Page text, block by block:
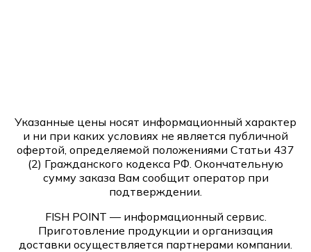
Указанные цены носят информационный характер
и ни при каких условиях не является публичной
офертой, определяемой положениями Статьи 437
(2) Гражданского кодекса РФ. Окончательную
сумму заказа Вам сообщит оператор при
подтверждении.
FISH POINT — информационный сервис.
Приготовление продукции и организация
доставки осуществляется партнерами компании.